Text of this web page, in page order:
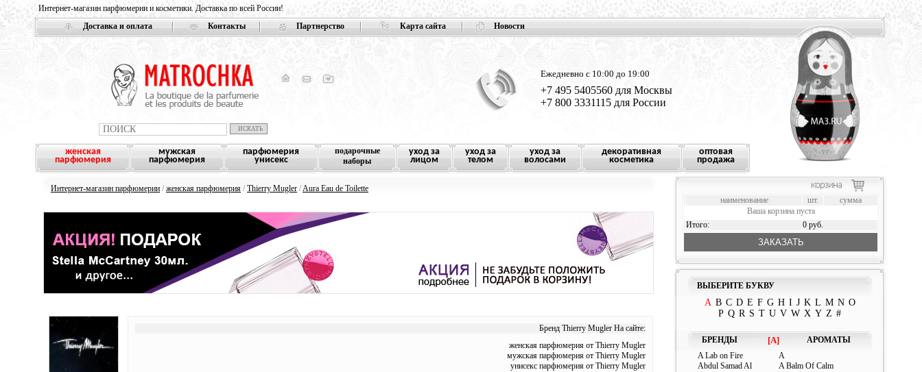
Интернет-магазин парфюмерии и косметики. Доставка по всей России!
Доставка и оплата
Контакты Партнерство Карта сайта Новости
Ежедневно с 10:00 до 19:00
+7 495 5405560 для Москвы
+7 800 3331115 для России
женская
парфюмерия
мужская
парфюмерия
парфюмерия
унисекс
подарочные
наборы
уход за
лицом
уход за
телом
уход за
волосами
декоративная
косметика
оптовая
продажа
Интернет-магазин парфюмерии /женская парфюмерия /Thierry Mugler /Aura Eau de Toilette
Бренд Thierry Mugler На сайте:
женская парфюмерия от Thierry Mugler
мужская парфюмерия от Thierry Mugler
унисекс парфюмерия от Thierry Mugler
наименование шт.
сумма
Ваша корзина пуста
Итого:
0 руб.
ЗАКАЗАТЬ
ВЫБЕРИТЕ БУКВУ
A B C D E F G H I J K L M N O
P Q R S T U V W X Y Z #
БРЕНДЫ [A]
АРОМАТЫ
A Lab on Fire
Abdul Samad Al
A
A Balm Of Calm